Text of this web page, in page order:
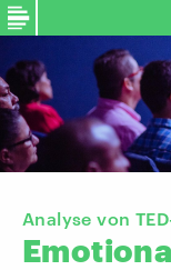
Analyse von